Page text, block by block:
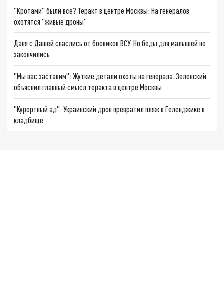
"Кротами" были все? Теракт в центре Москвы: На генералов
охотятся "живые дроны"
Даня с Дашей спаслись от боевиков ВСУ. Но беды для малышей не
закончились
"Мы вас заставим": Жуткие детали охоты на генерала. Зеленский
объяснил главный смысл теракта в центре Москвы
"Курортный ад": Украинский дрон превратил пляж в Геленджике в
кладбище